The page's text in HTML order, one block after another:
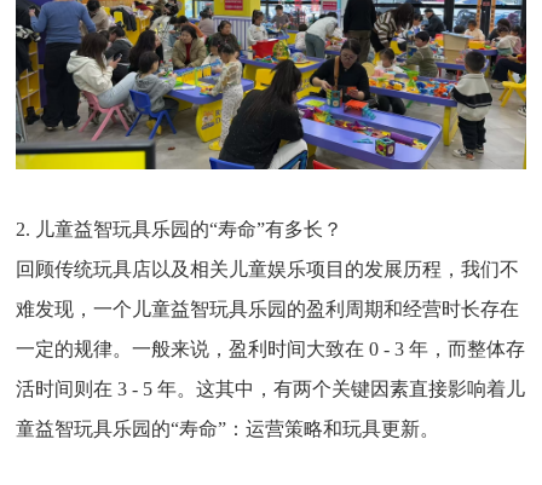
2. 儿童益智玩具乐园的“寿命”有多长？
回顾传统玩具店以及相关儿童娱乐项目的发展历程，我们不
难发现，一个儿童益智玩具乐园的盈利周期和经营时长存在
一定的规律。一般来说，盈利时间大致在 0 - 3 年，而整体存
活时间则在 3 - 5 年。这其中，有两个关键因素直接影响着儿
童益智玩具乐园的“寿命”：运营策略和玩具更新。